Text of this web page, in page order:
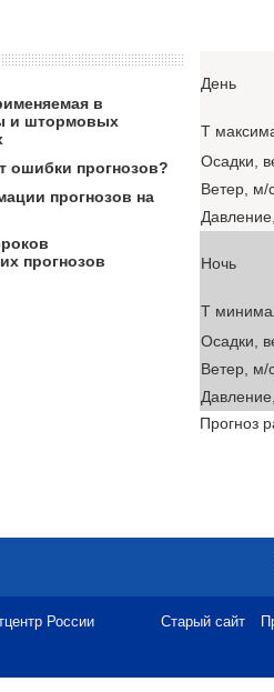
День
T
Осадки,
Ветер, м/
Ночь
T
Осадки,
Ветер, м/
Прогноз
в
и штормовых
ошибки прогнозов?
прогнозов на
прогнозов
России Старый сайт